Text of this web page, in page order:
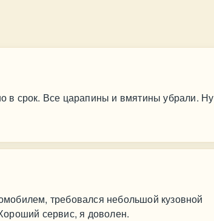
в срок. Все царапины и вмятины убрали. Ну
требовался небольшой кузовной
сервис, я доволен.